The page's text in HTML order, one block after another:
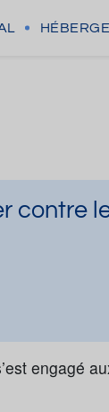
contre
engagé